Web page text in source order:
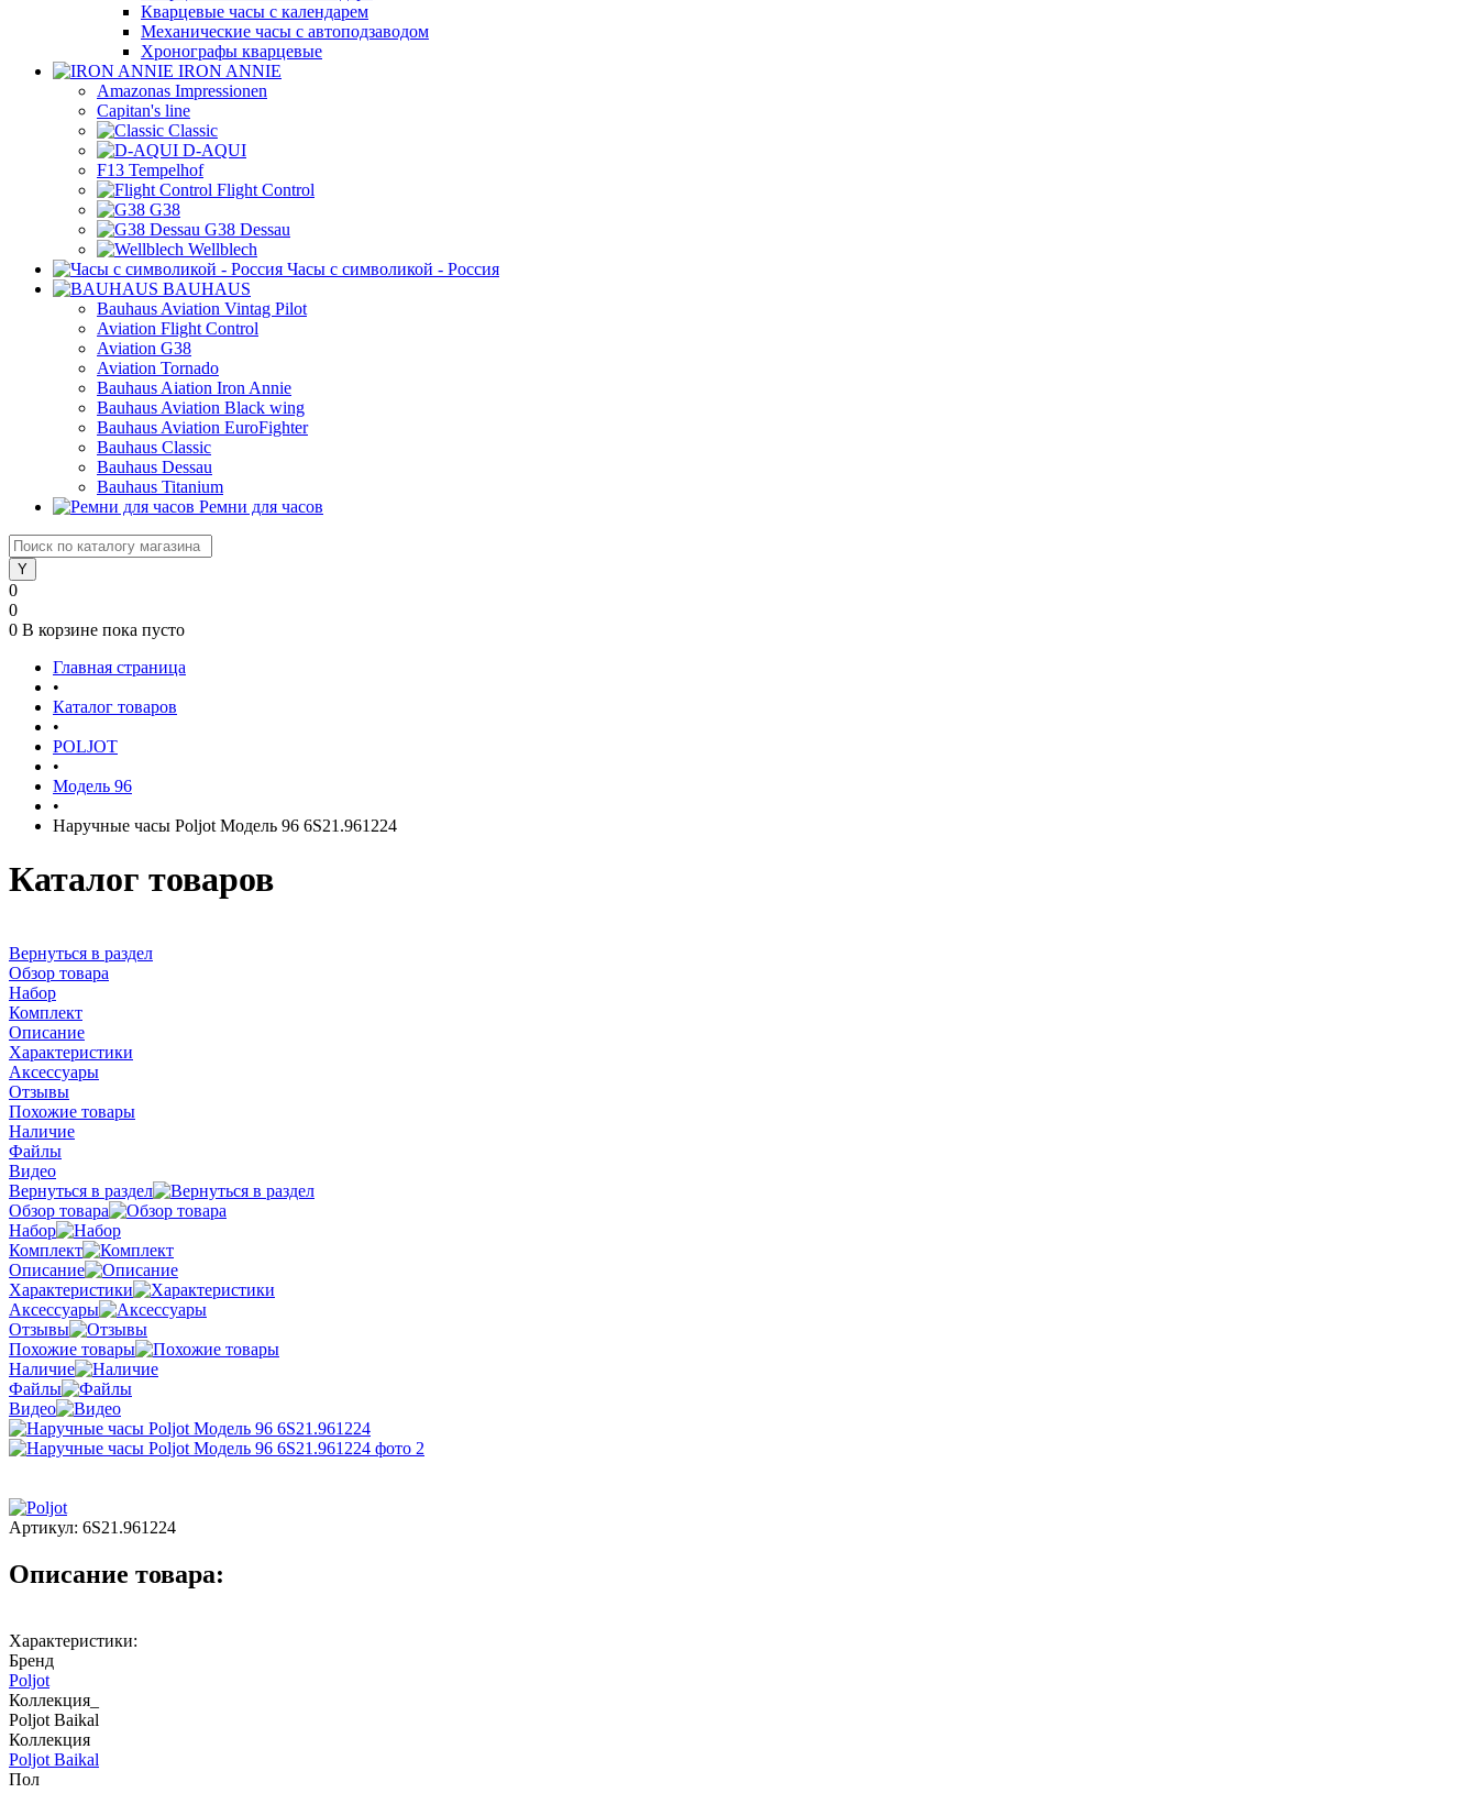
Кварцевые часы с календарем
Механические часы с автоподзаводом
Хронографы кварцевые
IRON ANNIE
Amazonas Impressionen
Capitan's line
Classic
D-AQUI
F13 Tempelhof
Flight Control
G38
G38 Dessau
Wellblech
Часы с символикой - Россия
BAUHAUS
Bauhaus Aviation Vintag Pilot
Aviation Flight Control
Aviation G38
Aviation Tornado
Bauhaus Aiation Iron Annie
Bauhaus Aviation Black wing
Bauhaus Aviation EuroFighter
Bauhaus Classic
Bauhaus Dessau
Bauhaus Titanium
Ремни для часов
0
0
0 В корзине пока пусто
Главная страница
•
Каталог товаров
•
POLJOT
•
Модель 96
•
Наручные часы Poljot Модель 96 6S21.961224
Каталог товаров
Вернуться в раздел
Обзор товара
Набор
Комплект
Описание
Характеристики
Аксессуары
Отзывы
Похожие товары
Наличие
Файлы
Видео
Вернуться в раздел
Обзор товара
Набор
Комплект
Описание
Характеристики
Аксессуары
Отзывы
Похожие товары
Наличие
Файлы
Видео
Артикул: 6S21.961224
Описание товара:
Характеристики:
Бренд
Poljot
Коллекция_
Poljot Baikal
Коллекция
Poljot Baikal
Пол